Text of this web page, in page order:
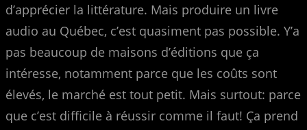
d’apprécier la littérature. Mais produire un livre
audio au Québec, c’est quasiment pas possible. Y’a
pas beaucoup de maisons d’éditions que ça
intéresse, notamment parce que les coûts sont
élevés, le marché est tout petit. Mais surtout: parce
que c’est difficile à réussir comme il faut! Ça prend